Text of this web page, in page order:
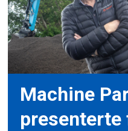
Machine